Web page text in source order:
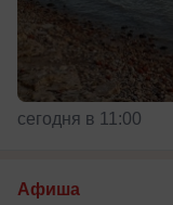
сегодня в 11:00
Афиша